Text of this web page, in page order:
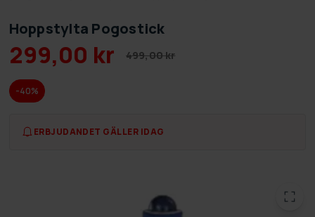
Hoppstylta Pogostick
299,00 kr 499,00 kr
-40%
ERBJUDANDET GÄLLER IDAG